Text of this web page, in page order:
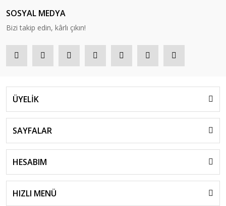
SOSYAL MEDYA
Bizi takip edin, kârlı çıkın!
ÜYELİK
SAYFALAR
HESABIM
HIZLI MENÜ